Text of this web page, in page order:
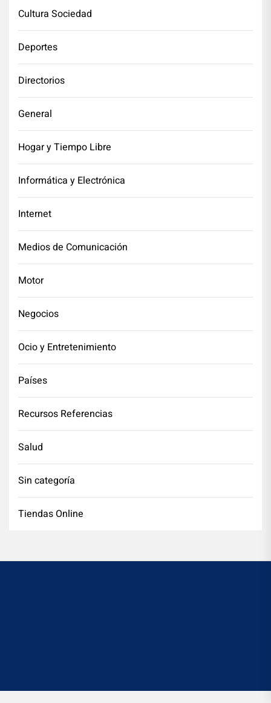
Cultura Sociedad
Deportes
Directorios
General
Hogar y Tiempo Libre
Informática y Electrónica
Internet
Medios de Comunicación
Motor
Negocios
Ocio y Entretenimiento
Países
Recursos Referencias
Salud
Sin categoría
Tiendas Online